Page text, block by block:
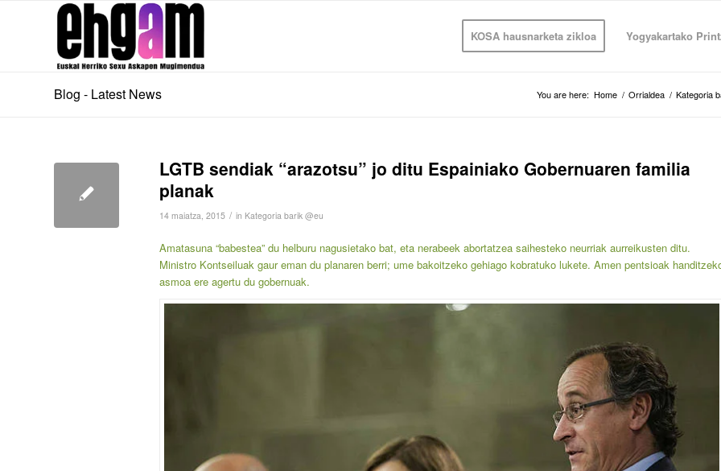
KOSA hausnarketa zikloa Yogyakartako
Blog - Latest News You are here: Home / Orrialdea / Kategoria
LGTB sendiak “arazotsu” jo ditu Espainiako Gobernuaren familia
planak
14 maiatza, 2015 / in Kategoria barik @eu
Amatasuna “babestea” du helburu nagusietako bat, eta nerabeek abortatzea saihesteko neurriak aurreikusten ditu.
Ministro Kontseiluak gaur eman du planaren berri; ume bakoitzeko gehiago kobratuko lukete. Amen pentsioak
asmoa ere agertu du gobernuak.